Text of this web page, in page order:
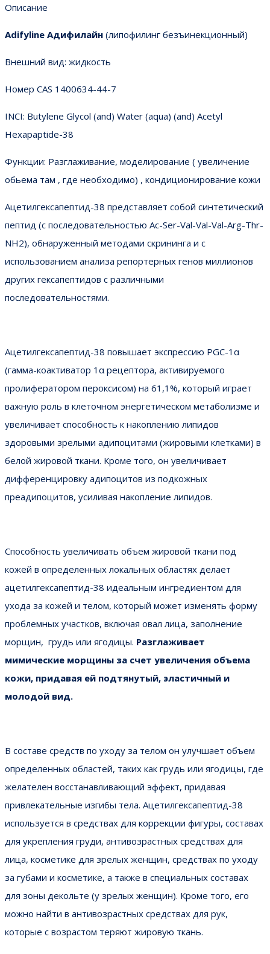
Описание
Adifyline Адифилайн (липофилинг безъинекционный)
Внешний вид: жидкость
Номер CAS 1400634-44-7
INCI: Butylene Glycol (and) Water (aqua) (and) Acetyl
Hexapaptide-38
Функции: Разглаживание, моделирование ( увеличение
обьема там , где необходимо) , кондиционирование кожи
Ацетилгексапептид-38 представляет собой синтетический
пептид (с последовательностью Ac-Ser-Val-Val-Val-Arg-Thr-
NH2), обнаруженный методами скрининга и с
использованием анализа репортерных генов миллионов
других гексапептидов с различными
последовательностями.
Ацетилгексапептид-38 повышает экспрессию PGC-1α
(гамма-коактиватор 1α рецептора, активируемого
пролифератором пероксисом) на 61,1%, который играет
важную роль в клеточном энергетическом метаболизме и
увеличивает способность к накоплению липидов
здоровыми зрелыми адипоцитами (жировыми клетками) в
белой жировой ткани. Кроме того, он увеличивает
дифференцировку адипоцитов из подкожных
преадипоцитов, усиливая накопление липидов.
Способность увеличивать объем жировой ткани под
кожей в определенных локальных областях делает
ацетилгексапептид-38 идеальным ингредиентом для
ухода за кожей и телом, который может изменять форму
проблемных участков, включая овал лица, заполнение
морщин, грудь или ягодицы. Разглаживает
мимические морщины за счет увеличения объема
кожи, придавая ей подтянутый, эластичный и
молодой вид.
В составе средств по уходу за телом он улучшает объем
определенных областей, таких как грудь или ягодицы, где
желателен восстанавливающий эффект, придавая
привлекательные изгибы тела. Ацетилгексапептид-38
используется в средствах для коррекции фигуры, составах
для укрепления груди, антивозрастных средствах для
лица, косметике для зрелых женщин, средствах по уходу
за губами и косметике, а также в специальных составах
для зоны декольте (у зрелых женщин). Кроме того, его
можно найти в антивозрастных средствах для рук,
которые с возрастом теряют жировую ткань.